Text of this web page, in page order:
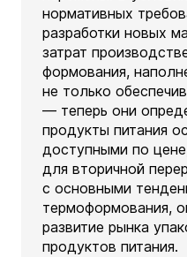
нормативных
разработки новых
затрат
формования,
не только
— теперь они
продукты питания
доступными по
для вторичной
с основными
термоформования,
развитие рынка
продуктов питания.